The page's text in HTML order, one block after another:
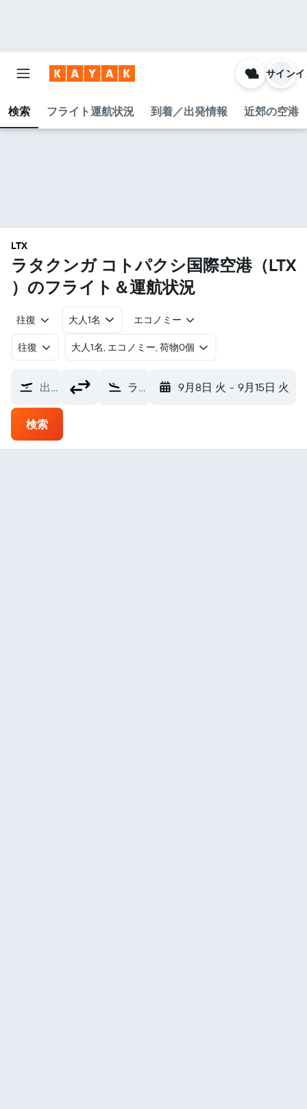
検索 フライト運航状況 到着／出発情報 近郊の空港
サイン
LTX
ラタクンガ コトパクシ国際空港​（LTX​
）のフライト＆運航状況
往復 大人1名 エコノミー
往復 ​大人1名, エコノミー, 荷物0個
出発地 ラタクンガ コトパクシ国際空港 (LTX) 9月8日 火 - 9月15日 火
検索